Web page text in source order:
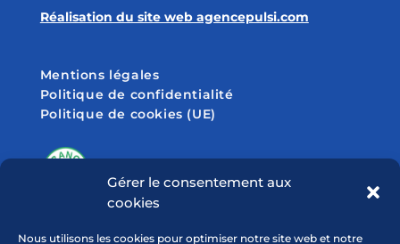
Gérer le consentement aux
cookies
Nous utilisons les cookies pour optimiser notre site web et notre
Réalisation du site web agencepulsi.com
Mentions légales
Politique de confidentialité
Politique de cookies (UE)
SUIVEZ-NOUS SUR